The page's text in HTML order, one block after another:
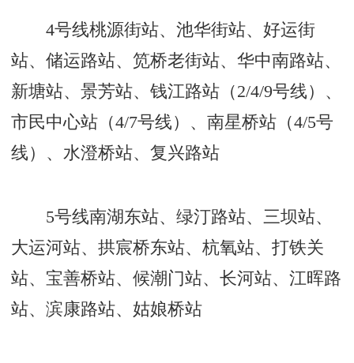
4号线桃源街站、池华街站、好运街
站、储运路站、笕桥老街站、华中南路站、
新塘站、景芳站、钱江路站（2/4/9号线）、
市民中心站（4/7号线）、南星桥站（4/5号
线）、水澄桥站、复兴路站
5号线南湖东站、绿汀路站、三坝站、
大运河站、拱宸桥东站、杭氧站、打铁关
站、宝善桥站、候潮门站、长河站、江晖路
站、滨康路站、姑娘桥站